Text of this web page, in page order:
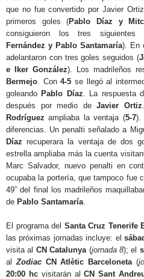
que no fue convertido por Javier
primeros goles (Pablo Díaz y
consiguieron los tres siguientes
Fernández y Pablo Santamaría). En
adelantaron con tres goles seguidos (
e Iker González). Los madrileños
Bermejo. Con4-5 se llegó al
goleando Pablo Díaz. La respuesta
después por medio deJavier Ortiz
Rodríguez ampliaba la ventaja (5-7).
diferencias. Un penalti señalado a
Díaz recuperara la ventaja de dos
estrella ampliaba más la cuenta
Marc Salvador, nuevo penalti en
ocupaba la portería, que tampoco fue
49” del final los madrileños
de Pablo Santamaría.
El programa del Santa Cruz Tenerife
las próximas jornadas incluye: el
visita al CN Catalunya(jornada 8); el
alZodiac CN Atlètic Barceloneta(
20:00 hcvisitarán alCN Sant